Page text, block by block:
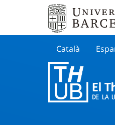
Català